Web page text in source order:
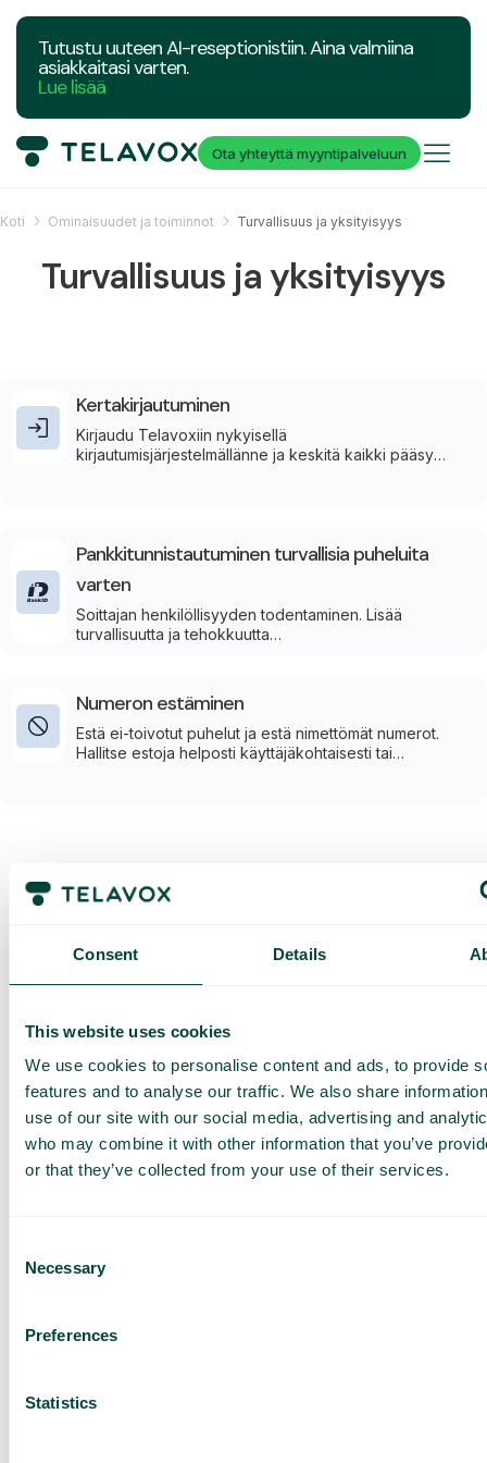
Consent Details
This website uses cookies
We use cookies to personalise content and ads, to provide
features and to analyse our traffic. We also share
use of our site with our social media, advertising and
who may combine it with other information that you’ve
or that they’ve collected from your use of their services.
Selection
Necessary
Preferences
Statistics
Tutustu uuteen AI-reseptionistiin. Aina valmiina
asiakkaitasi varten.
Lue lisää
Ota yhteyttä myyntipalveluun
Koti Ominaisuudet ja toiminnot Turvallisuus ja yksityisyys
Turvallisuus ja yksityisyys
Kertakirjautuminen
Kirjaudu Telavoxiin nykyisellä
kirjautumisjärjestelmällänne ja keskitä kaikki pääsy
Pankkitunnistautuminen turvallisia puheluita
varten
Soittajan henkilöllisyyden todentaminen. Lisää
turvallisuutta ja tehokkuutta
Numeron estäminen
Estä ei-toivotut puhelut ja estä nimettömät numerot.
Hallitse estoja helposti käyttäjäkohtaisesti tai
Pyydä
esittely ja
tarjous
yrityksellesi
Tutustu eri käyttötapoihin
Perustuu 430 arvosteluun